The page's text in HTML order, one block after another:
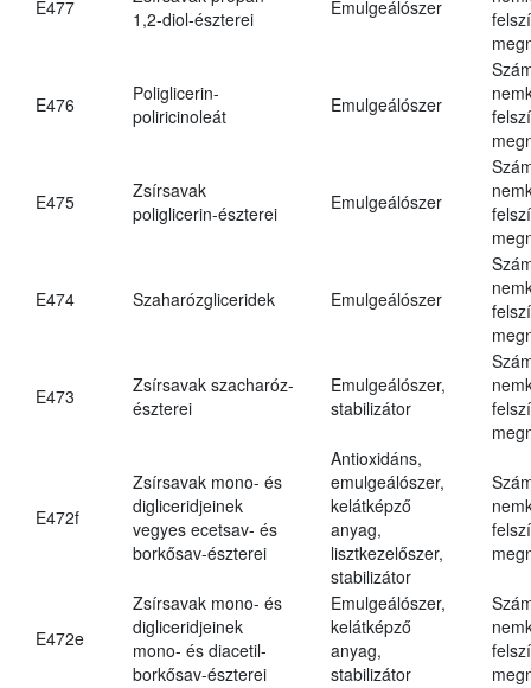
E477
1,2-diol-észterei
Emulgeálószer
E476
Poliglicerin-
poliricinoleát
Emulgeálószer
E475
Zsírsavak
poliglicerin-észterei
Emulgeálószer
E474 Szaharózgliceridek Emulgeálószer
E473
Zsírsavak szacharóz-
észterei
Emulgeálószer,
stabilizátor
E472f
Zsírsavak mono- és
digliceridjeinek
vegyes ecetsav- és
borkősav-észterei
Antioxidáns,
emulgeálószer,
kelátképző
anyag,
lisztkezelőszer,
stabilizátor
E472e
Zsírsavak mono- és
digliceridjeinek
mono- és diacetil-
borkősav-észterei
Emulgeálószer,
kelátképző
anyag,
stabilizátor